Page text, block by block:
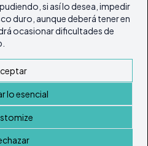
si así lo desea, impedir
duro, aunque deberá tener en
ocasionar dificultades de
lo esencial